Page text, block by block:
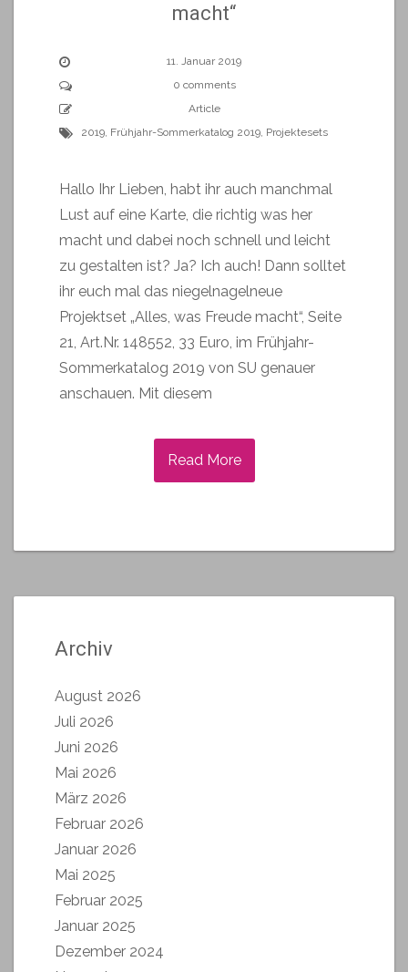
macht“
11. Januar 2019
0 comments
Article
2019, Frühjahr-Sommerkatalog 2019, Projektesets
Hallo Ihr Lieben, habt ihr auch manchmal
Lust auf eine Karte, die richtig was her
macht und dabei noch schnell und leicht
zu gestalten ist? Ja? Ich auch! Dann solltet
ihr euch mal das niegelnagelneue
Projektset „Alles, was Freude macht“, Seite
21, Art.Nr. 148552, 33 Euro, im Frühjahr-
Sommerkatalog 2019 von SU genauer
anschauen. Mit diesem
Read More
Archiv
August 2026
Juli 2026
Juni 2026
Mai 2026
März 2026
Februar 2026
Januar 2026
Mai 2025
Februar 2025
Januar 2025
Dezember 2024